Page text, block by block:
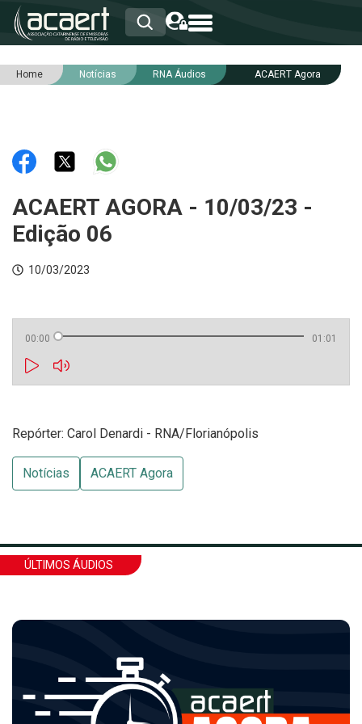
HOME
RNA
NOTÍCIAS
INTEGRIDADE
Home Notícias RNA Áudios ACAERT Agora
ACAERT AGORA - 10/03/23 -
Edição 06
10/03/2023
00:00 01:01
Repórter: Carol Denardi - RNA/Florianópolis
Notícias ACAERT Agora
ÚLTIMOS ÁUDIOS